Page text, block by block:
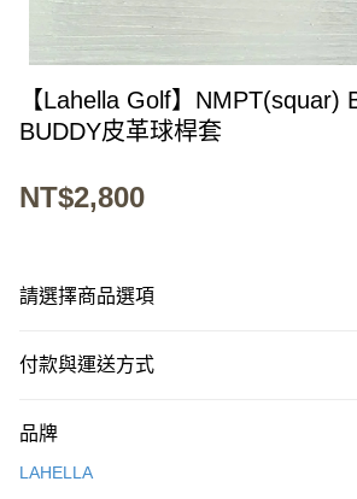
【Lahella Golf】NMPT(squar)
BUDDY皮革球桿套
NT$2,800
請選擇商品選項
付款與運送方式
信用卡一次付款
品牌
LAHELLA